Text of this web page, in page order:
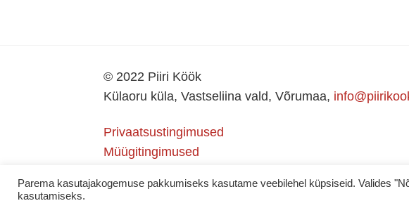
© 2022 Piiri Köök
Külaoru küla, Vastseliina vald, Võrumaa,
Privaatsustingimused
Müügitingimused
Parema kasutajakogemuse pakkumiseks kasutame veebilehel küpsiseid. Valides
kasutamiseks.